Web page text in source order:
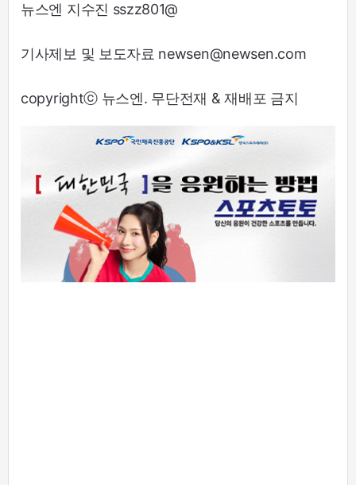
뉴스엔 지수진 sszz801@
기사제보 및 보도자료 newsen@newsen.com
copyrightⓒ 뉴스엔. 무단전재 & 재배포 금지